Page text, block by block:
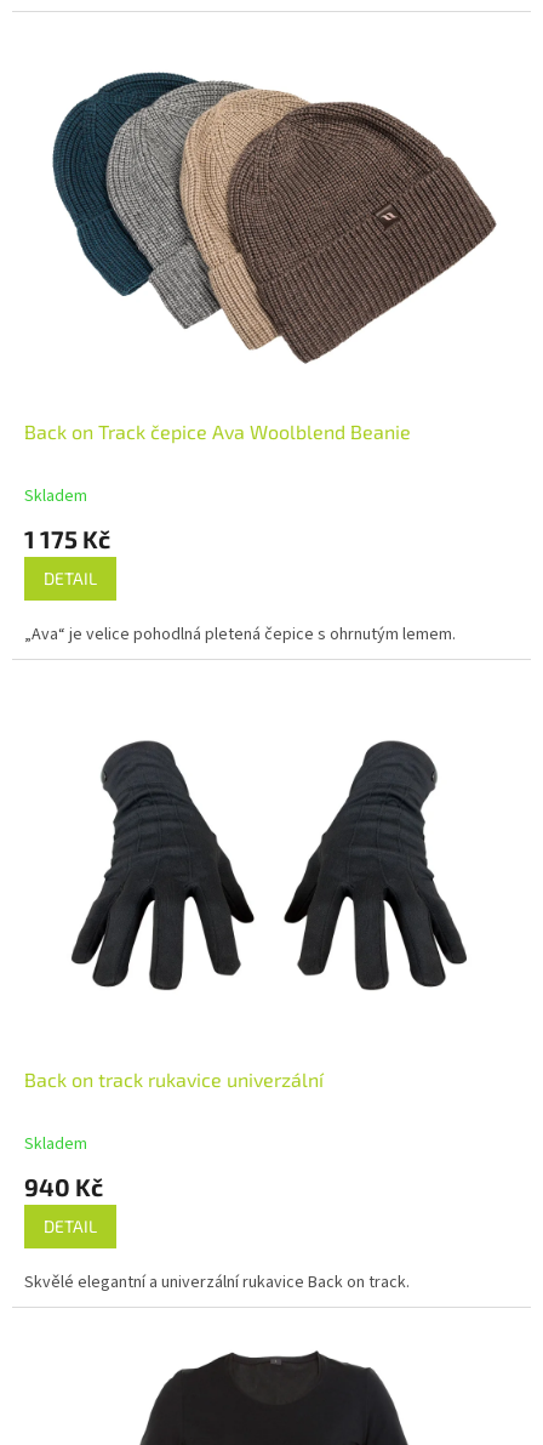
Back on Track čepice Ava Woolblend Beanie
Skladem
1 175 Kč
DETAIL
„Ava“ je velice pohodlná pletená čepice s ohrnutým lemem.
Back on track rukavice univerzální
Skladem
940 Kč
DETAIL
Skvělé elegantní a univerzální rukavice Back on track.